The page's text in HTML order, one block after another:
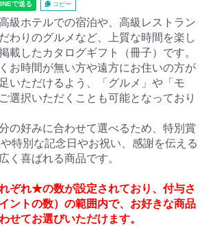
コピー
級ホテルでの宿泊や、高級レストラン
わりのグルメなど、上質な時間を楽し
載したカタログギフト（冊子）です。
お時間が無い方や遠方にお住いの方が
いただけるよう、「グルメ」や「モ
選択いただくことも可能となっており
の好みに合わせて選べるため、特別賞
特別な記念日やお祝い、感謝を伝える
く喜ばれる商品です。
ぞれ★の数が設定されており、付与さ
ントの数）の範囲内で、お好きな商品
せてお選びいただけます。